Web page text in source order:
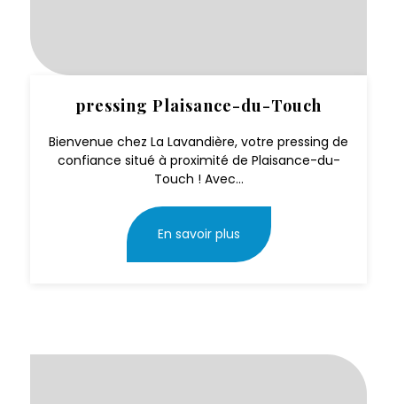
pressing Plaisance-du-Touch
Bienvenue chez La Lavandière, votre pressing de
confiance situé à proximité de Plaisance-du-
Touch ! Avec...
En savoir plus